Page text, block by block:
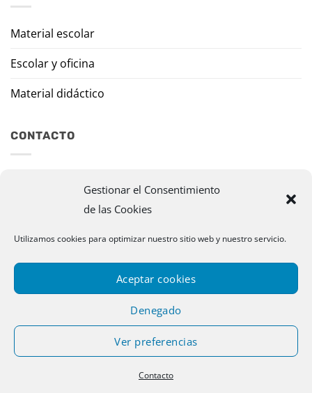
Gestionar el Consentimiento
de las Cookies
Utilizamos cookies para optimizar nuestro sitio web y nuestro servicio.
Aceptar cookies
Denegado
Ver preferencias
Contacto
Material escolar
Escolar y oficina
Material didáctico
CONTACTO
murazpi@murazpi.com
948 234 436 – 623 195 518
Designed by Publispace